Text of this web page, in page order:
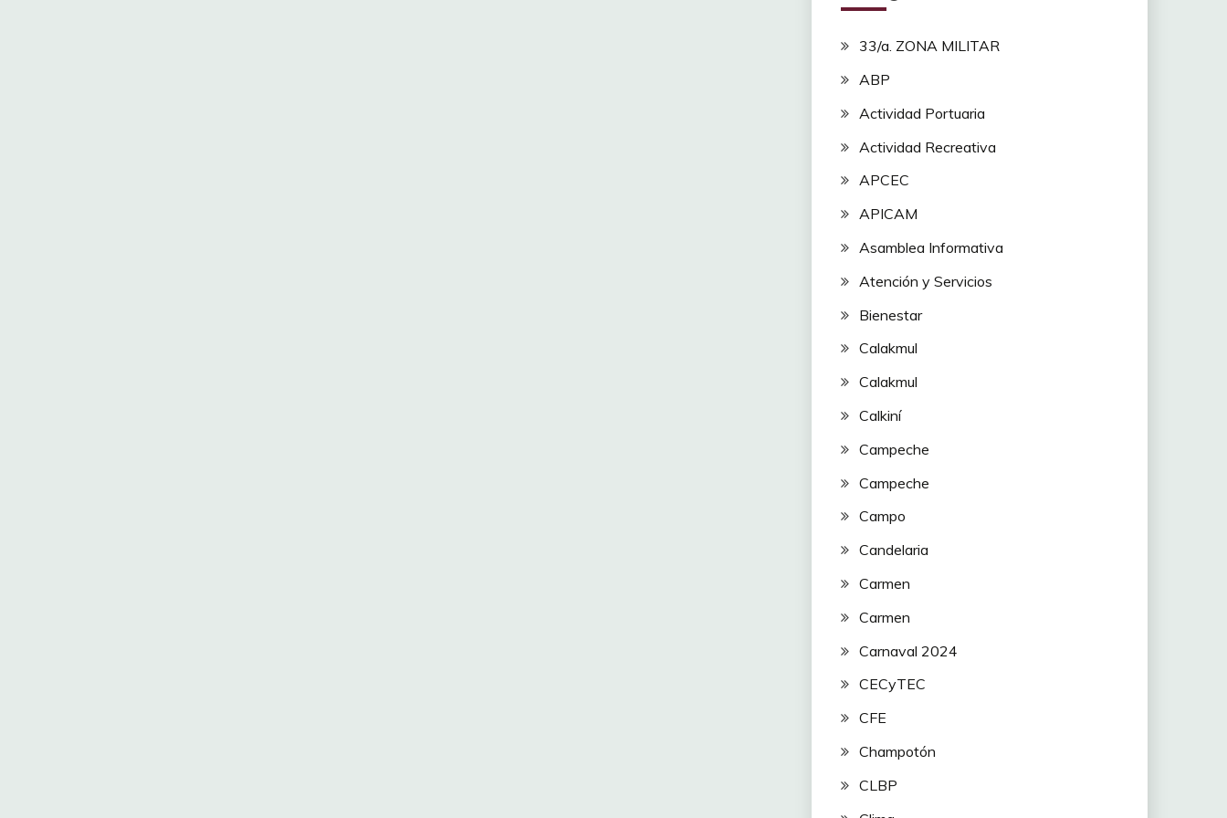
33/a. ZONA MILITAR
ABP
Actividad Portuaria
Actividad Recreativa
APCEC
APICAM
Asamblea Informativa
Atención y Servicios
Bienestar
Calakmul
Calakmul
Calkiní
Campeche
Campeche
Campo
Candelaria
Carmen
Carmen
Carnaval 2024
CECyTEC
CFE
Champotón
CLBP